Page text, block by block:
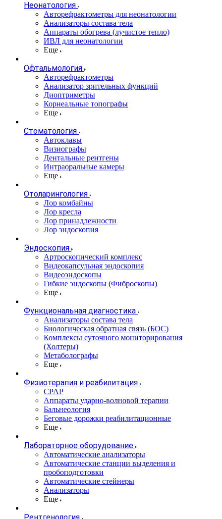
Неонатология
Авторефрактометры для неонатологии
Анализаторы состава тела
Аппараты обогрева (лучистое тепло)
ИВЛ для неонатологии
Еще
Офтальмология
Авторефрактометры
Анализатор зрительных функций
Диоптриметры
Корнеальные топографы
Еще
Стоматология
Автоклавы
Визиографы
Дентальные рентгены
Интраоральные камеры
Еще
Отоларингология
Лор комбайны
Лор кресла
Лор принадлежности
Лор эндоскопия
Эндоскопия
Артроскопический комплекс
Видеокапсульная эндоскопия
Видеоэндоскопы
Гибкие эндоскопы (Фиброcкопы)
Еще
Функциональная диагностика
Анализаторы состава тела
Биологическая обратная связь (БОС)
Комплексы суточного мониторирования
(Холтеры)
Метаболографы
Еще
Физиотерапия и реабилитация
CPAP
Аппараты ударно-волновой терапии
Бальнеология
Беговые дорожки реабилитационные
Еще
Лабораторное оборудование
Автоматические анализаторы
Автоматические станции выделения и
пробоподготовки
Автоматические стейнеры
Анализаторы
Еще